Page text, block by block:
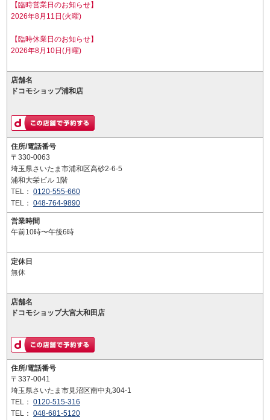
【臨時営業日のお知らせ】
2026年8月11日(火曜)
【臨時休業日のお知らせ】
2026年8月10日(月曜)
店舗名
ドコモショップ浦和店
住所/電話番号
〒330-0063
埼玉県さいたま市浦和区高砂2-6-5
浦和大栄ビル 1階
TEL： 0120-555-660
TEL： 048-764-9890
営業時間
午前10時〜午後6時
定休日
無休
店舗名
ドコモショップ大宮大和田店
住所/電話番号
〒337-0041
埼玉県さいたま市見沼区南中丸304-1
TEL： 0120-515-316
TEL： 048-681-5120